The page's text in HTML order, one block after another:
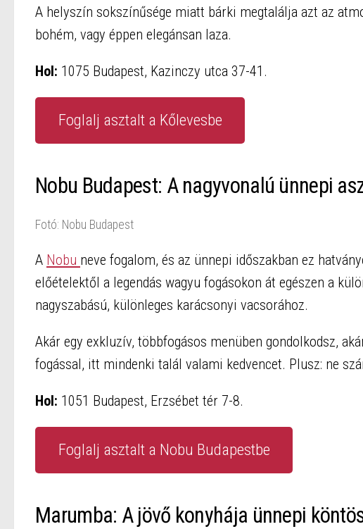
A helyszín sokszínűsége miatt bárki megtalálja azt az
bohém, vagy éppen elegánsan laza.
Hol: 1075 Budapest, Kazinczy utca 37-41.
Foglalj asztalt a Kőlevesbe
Nobu Budapest: A nagyvonalú ünnepi
Fotó: Nobu Budapest
A Nobu neve fogalom, és az ünnepi időszakban ez
előételektől a legendás wagyu fogásokon át egészen a
nagyszabású, különleges karácsonyi vacsorához.
Akár egy exkluzív, többfogásos menüben gondolkodsz,
fogással, itt mindenki talál valami kedvencet. Plusz: ne
Hol: 1051 Budapest, Erzsébet tér 7-8.
Foglalj asztalt a Nobu Budapestbe
Marumba: A jövő konyhája ünnepi